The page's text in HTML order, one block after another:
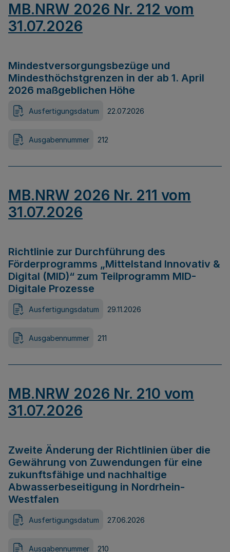
MB.NRW 2026 Nr. 212 vom
31.07.2026
Mindestversorgungsbezüge und
Mindesthöchstgrenzen in der ab 1. April
2026 maßgeblichen Höhe
Ausfertigungsdatum 22.07.2026
Ausgabennummer 212
MB.NRW 2026 Nr. 211 vom
31.07.2026
Richtlinie zur Durchführung des
Förderprogramms „Mittelstand Innovativ &
Digital (MID)“ zum Teilprogramm MID-
Digitale Prozesse
Ausfertigungsdatum 29.11.2026
Ausgabennummer 211
MB.NRW 2026 Nr. 210 vom
31.07.2026
Zweite Änderung der Richtlinien über die
Gewährung von Zuwendungen für eine
zukunftsfähige und nachhaltige
Abwasserbeseitigung in Nordrhein-
Westfalen
Ausfertigungsdatum 27.06.2026
Ausgabennummer 210